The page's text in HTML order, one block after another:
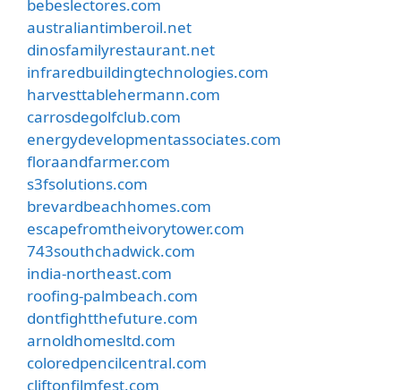
bebeslectores.com
australiantimberoil.net
dinosfamilyrestaurant.net
infraredbuildingtechnologies.com
harvesttablehermann.com
carrosdegolfclub.com
energydevelopmentassociates.com
floraandfarmer.com
s3fsolutions.com
brevardbeachhomes.com
escapefromtheivorytower.com
743southchadwick.com
india-northeast.com
roofing-palmbeach.com
dontfightthefuture.com
arnoldhomesltd.com
coloredpencilcentral.com
cliftonfilmfest.com